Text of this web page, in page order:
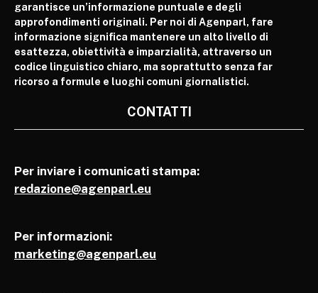
garantisce un’informazione puntuale e degli
approfondimenti originali. Per noi di Agenparl, fare
informazione significa mantenere un alto livello di
esattezza, obiettività e imparzialità, attraverso un
codice linguistico chiaro, ma soprattutto senza far
ricorso a formule e luoghi comuni giornalistici.
CONTATTI
Per inviare i comunicati stampa:
redazione@agenparl.eu
Per informazioni:
marketing@agenparl.eu